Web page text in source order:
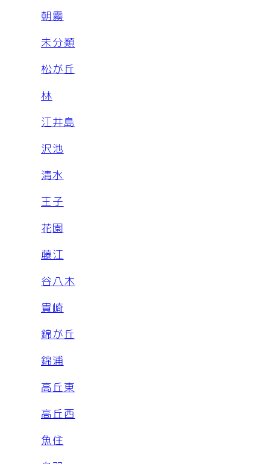
朝霧
未分類
松が丘
林
江井島
沢池
清水
王子
花園
藤江
谷八木
貴崎
錦が丘
錦浦
高丘東
高丘西
魚住